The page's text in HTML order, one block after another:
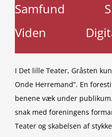
Samfund
Viden
I Det lille Teater, Gråsten
Onde Herremand”. En
benene væk under
snak med foreningens
Teater og skabelsen af